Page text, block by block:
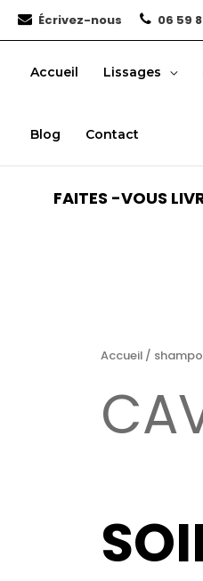
Aller
Écrivez-nous 06 59
Accueil Lissages
Blog Contact
FAITES -VOUS
Accueil /